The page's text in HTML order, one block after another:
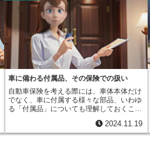
んな時に活用できるのが「復旧」という制
度です。復旧とは、保障内容を変更した後
でも、一定の期間内であれば、もとの保障
内容に戻すことができる制度です。多くの
場合、変更から三年以内であれば、もとの
保障内容に戻すことができます。変更によ
って減ってしまった保障額や保障期間を元
に戻すことで、将来起こりうる万一の事態
への備えを万全にすることができます。人
生設計の変化に合わせて、柔軟に保険を活
用していくために、復旧制度は心強い味方
となるでしょう。
中や通勤途中の事故はもちろんのこと、休
日の散歩中や旅行中、スポーツを楽しんで
いる時など、日常生活のあらゆる場面での
ケガを補償します。家で料理中に包丁で指
を切ってしまった、子どもと公園で遊んで
いて転んでしまった、といった場合でも補
償の対象となるため、とても頼りになりま
す。また、補償の範囲はケガの治療費にと
どまりません。入院が必要になった場合の
なった場合の収入の減少を補うための費用
も受け取ることができます。これにより、
ケガによる経済的な負担を軽減し、安心し
て治療に専念することができます。いつ、
どこで、どのような事故に遭うかは誰にも
車に備わる付属品、その保険での扱い
自動車保険を考える際には、車体本体だけ
でなく、車に付属する様々な部品、いわゆ
る「付属品」についても理解しておくこと
られている、あるいは車両とともに使用す
る部品のことを指します。保険契約を結ぶ
2024.11.19